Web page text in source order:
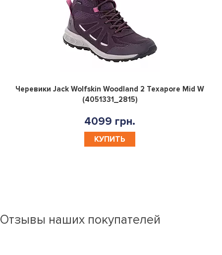
0
Черевики Jack Wolfskin Woodland 2 Texapore Mid W
(4051331_2815)
4099 грн.
КУПИТЬ
Отзывы наших покупателей